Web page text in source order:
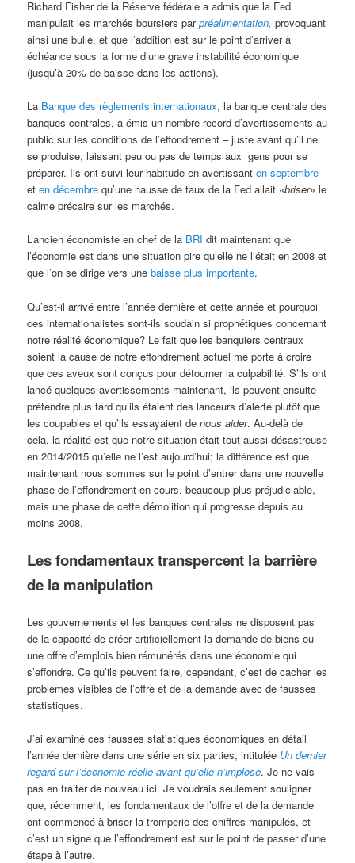
Richard Fisher de la Réserve fédérale a admis que la Fed
manipulait les marchés boursiers parpréalimentation, provoquant
ainsi une bulle, et que l’addition est sur le point d’arriver à
échéance sous la forme d’une grave instabilité économique
(jusqu’à 20% de baisse dans les actions).
La Banque des règlements internationaux, la banque centrale des
banques centrales, a émis un nombre record d’avertissements au
public sur les conditions de l’effondrement – juste avant qu’il ne
se produise, laissant peu ou pas de temps aux gens pour se
préparer. Ils ont suivi leur habitude en avertissanten septembre
eten décembre qu’une hausse de taux de la Fed allait «briser» le
calme précaire sur les marchés.
L’ancien économiste en chef de la BRI dit maintenant que
l’économie est dans une situation pire qu’elle ne l’était en 2008 et
que l’on se dirige vers unebaisse plus importante.
Qu’est-il arrivé entre l’année dernière et cette année et pourquoi
ces internationalistes sont-ils soudain si prophétiques concernant
notre réalité économique? Le fait que les banquiers centraux
soient la cause de notre effondrement actuel me porte à croire
que ces aveux sont conçus pour détourner la culpabilité. S’ils ont
lancé quelques avertissements maintenant, ils peuvent ensuite
prétendre plus tard qu’ils étaient des lanceurs d’alerte plutôt que
les coupables et qu’ils essayaient denous aider. Au-delà de
cela, la réalité est que notre situation était tout aussi désastreuse
en 2014/2015 qu’elle ne l’est aujourd’hui; la différence est que
maintenant nous sommes sur le point d’entrer dans une nouvelle
phase de l’effondrement en cours, beaucoup plus préjudiciable,
mais une phase de cette démolition qui progresse depuis au
moins 2008.
Les fondamentaux transpercent la barrière
de la manipulation
Les gouvernements et les banques centrales ne disposent pas
de la capacité de créer artificiellement la demande de biens ou
une offre d’emplois bien rémunérés dans une économie qui
s’effondre. Ce qu’ils peuvent faire, cependant, c’est de cacher les
problèmes visibles de l’offre et de la demande avec de fausses
statistiques.
J’ai examiné ces fausses statistiques économiques en détail
l’année dernière dans une série en six parties, intitulée Un dernier
regard sur l’économie réelle avant qu’elle n’implose. Je ne vais
pas en traiter de nouveau ici. Je voudrais seulement souligner
que, récemment, les fondamentaux de l’offre et de la demande
ont commencé à briser la tromperie des chiffres manipulés, et
c’est un signe que l’effondrement est sur le point de passer d’une
étape à l’autre.